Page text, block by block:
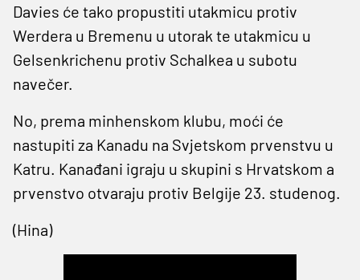
Davies će tako propustiti utakmicu protiv
Werdera u Bremenu u utorak te utakmicu u
Gelsenkrichenu protiv Schalkea u subotu
navečer.
No, prema minhenskom klubu, moći će
nastupiti za Kanadu na Svjetskom prvenstvu u
Katru. Kanađani igraju u skupini s Hrvatskom a
prvenstvo otvaraju protiv Belgije 23. studenog.
(Hina)